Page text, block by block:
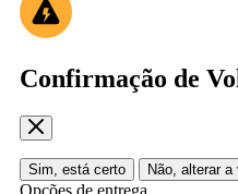
Confirmação de
Sim, está certo Não, alterar a
Opções de entrega